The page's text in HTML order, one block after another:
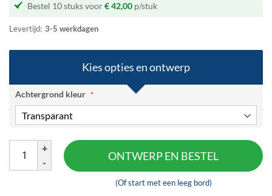
Bestel 10 stuks voor€ 42,00 p/stuk
Levertijd: 3-5 werkdagen
Kies opties en ontwerp
Achtergrond kleur
+
-
ONTWERP EN BESTEL
(Of start met een leeg bord)